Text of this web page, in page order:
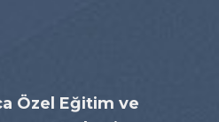
Özel Eğitim ve